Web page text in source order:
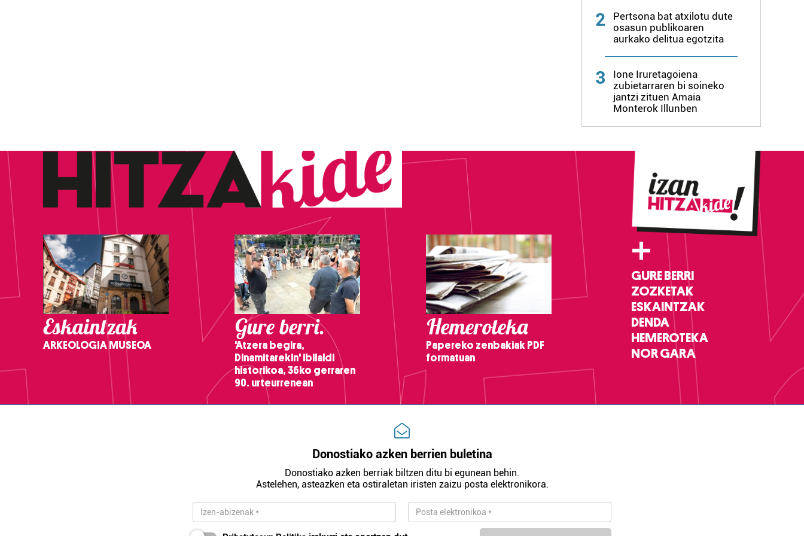
2
Pertsona bat atxilotu dute
osasun publikoaren
aurkako delitua egotzita
3
Ione Iruretagoiena
zubietarraren bi soineko
jantzi zituen Amaia
Monterok Illunben
Eskaintzak
ARKEOLOGIA MUSEOA
Gure berri.
'Atzera begira,
Dinamitarekin' ibilaldi
historikoa, 36ko gerraren
90. urteurrenean
Hemeroteka
Papereko zenbakiak PDF
formatuan
+
GURE BERRI
ZOZKETAK
ESKAINTZAK
DENDA
HEMEROTEKA
NOR GARA
Donostiako azken berrien buletina
Donostiako azken berriak biltzen ditu bi egunean behin.
Astelehen, asteazken eta ostiraletan iristen zaizu posta elektronikora.